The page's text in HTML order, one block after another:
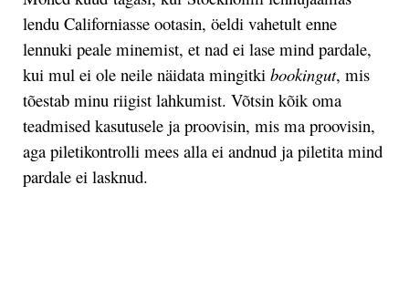
lendu Californiasse ootasin, öeldi vahetult enne
lennuki peale minemist, et nad ei lase mind pardale,
kui mul ei ole neile näidata mingitki bookingut, mis
tõestab minu riigist lahkumist. Võtsin kõik oma
teadmised kasutusele ja proovisin, mis ma proovisin,
aga piletikontrolli mees alla ei andnud ja piletita mind
pardale ei lasknud.